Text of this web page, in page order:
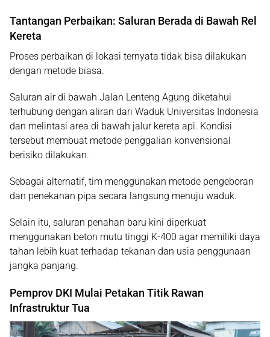
Tantangan Perbaikan: Saluran Berada di Bawah Rel
Kereta
Proses perbaikan di lokasi ternyata tidak bisa dilakukan
dengan metode biasa.
Saluran air di bawah Jalan Lenteng Agung diketahui
terhubung dengan aliran dari Waduk Universitas Indonesia
dan melintasi area di bawah jalur kereta api. Kondisi
tersebut membuat metode penggalian konvensional
berisiko dilakukan.
Sebagai alternatif, tim menggunakan metode pengeboran
dan penekanan pipa secara langsung menuju waduk.
Selain itu, saluran penahan baru kini diperkuat
menggunakan beton mutu tinggi K-400 agar memiliki daya
tahan lebih kuat terhadap tekanan dan usia penggunaan
jangka panjang.
Pemprov DKI Mulai Petakan Titik Rawan
Infrastruktur Tua